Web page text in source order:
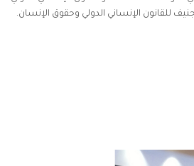
للقانون الإنساني الدولي وحقوق الإنسان.